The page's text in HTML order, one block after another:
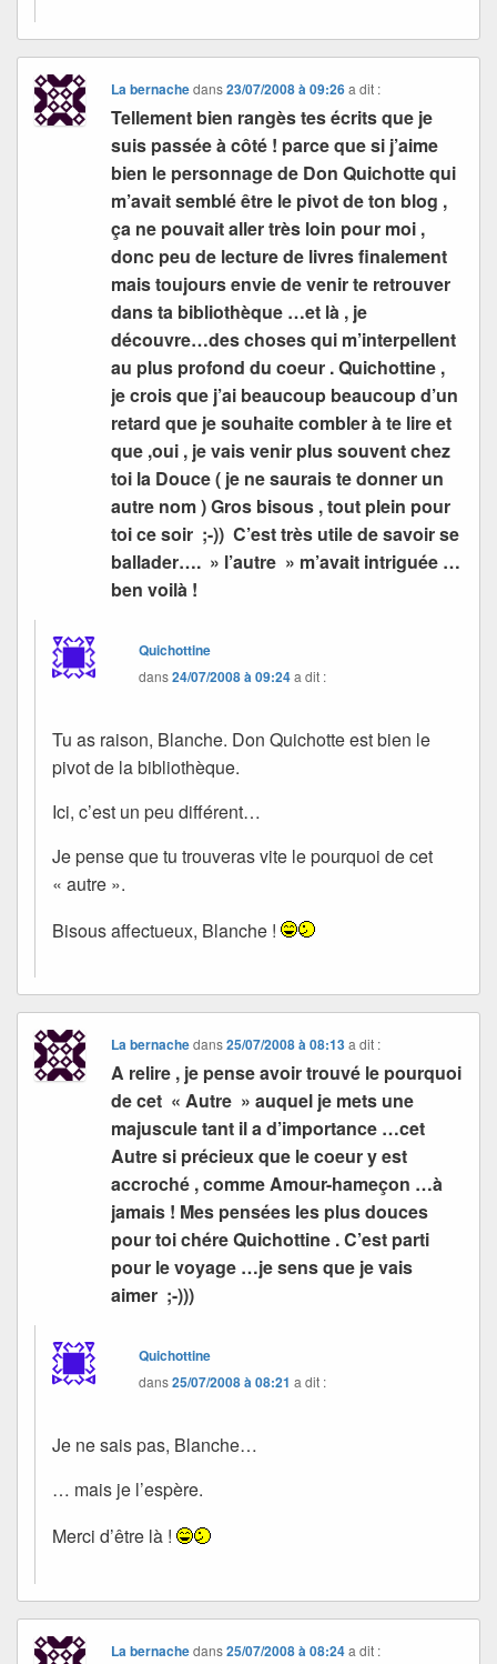
La bernachedans23/07/2008 à 09:26 a dit :
Tellement bien rangès tes écrits que je
suis passée à côté ! parce que si j’aime
bien le personnage de Don Quichotte qui
m’avait semblé être le pivot de ton blog ,
ça ne pouvait aller très loin pour moi ,
donc peu de lecture de livres finalement
mais toujours envie de venir te retrouver
dans ta bibliothèque …et là , je
découvre…des choses qui m’interpellent
au plus profond du coeur . Quichottine ,
je crois que j’ai beaucoup beaucoup d’un
retard que je souhaite combler à te lire et
que ,oui , je vais venir plus souvent chez
toi la Douce ( je ne saurais te donner un
autre nom ) Gros bisous , tout plein pour
toi ce soir ;-)) C’est très utile de savoir se
ballader…. » l’autre » m’avait intriguée …
ben voilà !
Quichottine
dans24/07/2008 à 09:24a dit :
Tu as raison, Blanche. Don Quichotte est bien le
pivot de la bibliothèque.
Ici, c’est un peu différent…
Je pense que tu trouveras vite le pourquoi de cet
« autre ».
Bisous affectueux, Blanche !
La bernachedans25/07/2008 à 08:13 a dit :
A relire , je pense avoir trouvé le pourquoi
de cet « Autre » auquel je mets une
majuscule tant il a d’importance …cet
Autre si précieux que le coeur y est
accroché , comme Amour-hameçon …à
jamais ! Mes pensées les plus douces
pour toi chére Quichottine . C’est parti
pour le voyage …je sens que je vais
aimer ;-)))
Quichottine
dans25/07/2008 à 08:21 a dit :
Je ne sais pas, Blanche…
… mais je l’espère.
Merci d’être là !
La bernachedans25/07/2008 à 08:24 a dit :